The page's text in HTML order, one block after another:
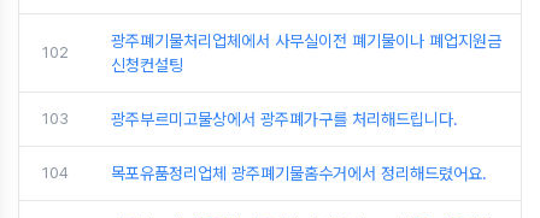
102
광주폐기물처리업체에서 사무실이전 폐기물이나 폐업지원금
신청컨설팅
103 광주부르미고물상에서 광주폐가구를 처리해드립니다.
104 목포유품정리업체 광주폐기물홈수거에서 정리해드렸어요.